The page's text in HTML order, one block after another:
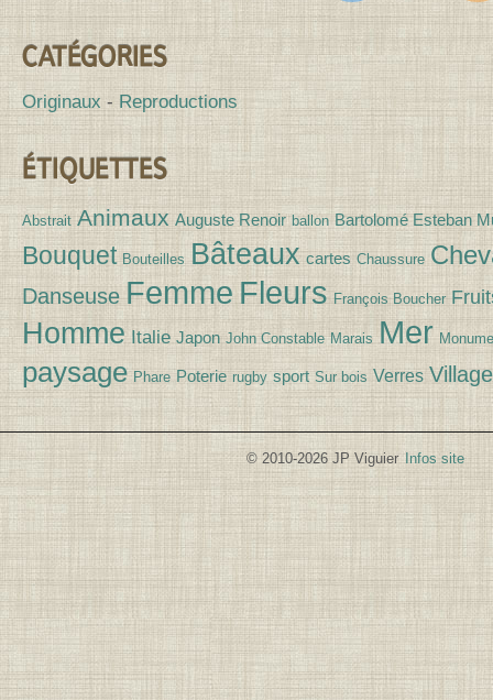
CATÉGORIES
Originaux Reproductions
ÉTIQUETTES
Abstrait Animaux Auguste Renoir ballon Bartolomé Esteban
Bouquet Bouteilles Bâteaux cartes Chaussure
Danseuse Femme Fleurs François Boucher
Homme Italie Japon John Constable Marais Mer
paysage Phare Poterie rugby sport Sur bois Verres Village
© 2010-2026 JP Viguier Infos site